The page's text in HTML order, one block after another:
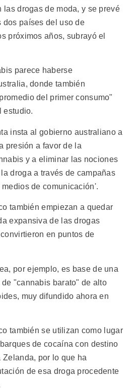
las drogas de moda, y se prevé
dos países del uso de
próximos años, subrayó el
parece haberse
donde también
del primer consumo"
estudio.
insta al gobierno australiano a
presión a favor de la
y a eliminar las nociones
droga a través de campañas
de comunicación'.
también empiezan a quedar
expansiva de las drogas
en puntos de
por ejemplo, es base de una
"cannabis barato" de alto
muy difundido ahora en
también se utilizan como lugar
de cocaína con destino
por lo que ha
de esa droga procedente